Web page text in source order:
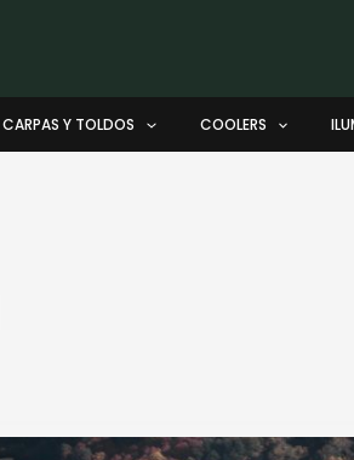
CARPAS Y TOLDOS COOLERS